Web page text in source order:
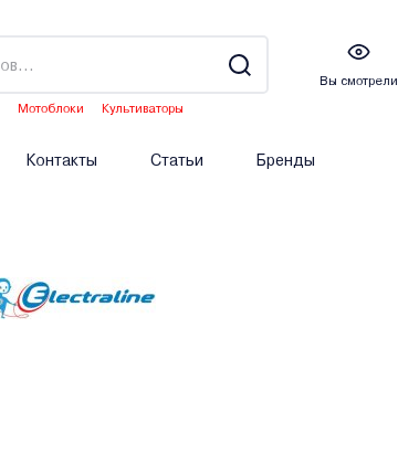
Мотоблоки
Культиваторы
Вы смотрели
Контакты Статьи Бренды